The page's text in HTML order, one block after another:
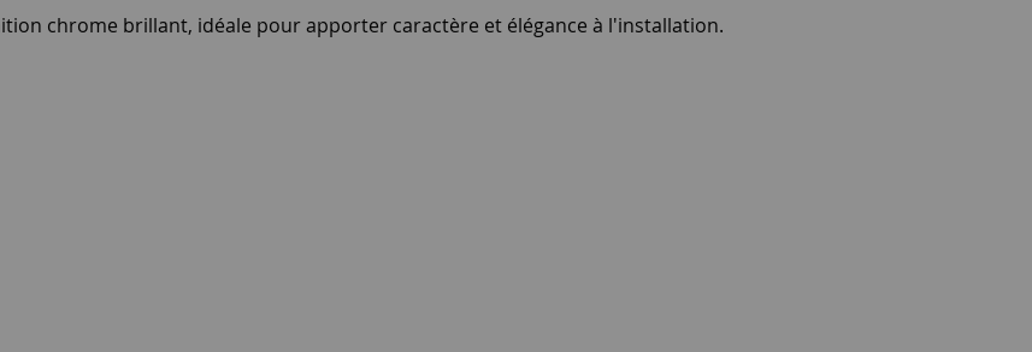
chrome brillant, idéale pour apporter caractère et élégance à l'installation.